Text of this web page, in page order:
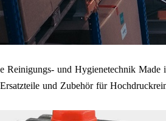
und Hygienetechnik
und Zubehör für